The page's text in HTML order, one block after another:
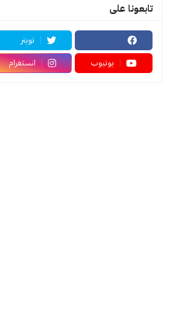
تابعونا على
تويتر
يوتيوب
انستغرام